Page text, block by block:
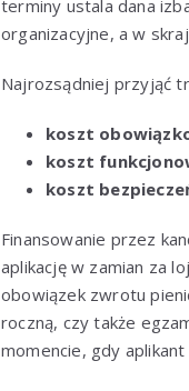
terminy ustala dana
organizacyjne, a w
Najrozsądniej przyjąć
koszt
koszt
koszt
Finansowanie przez
aplikację w zamian za
obowiązek zwrotu
roczną, czy także
momencie, gdy